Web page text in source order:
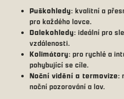
Puškohledy: kvalitní a
pro každého lovce.
Dalekohledy: ideální pro
vzdálenosti.
Kolimátory: pro rychlé a
pohybující se cíle.
Noční vidění a termovize:
noční pozorování a lov.